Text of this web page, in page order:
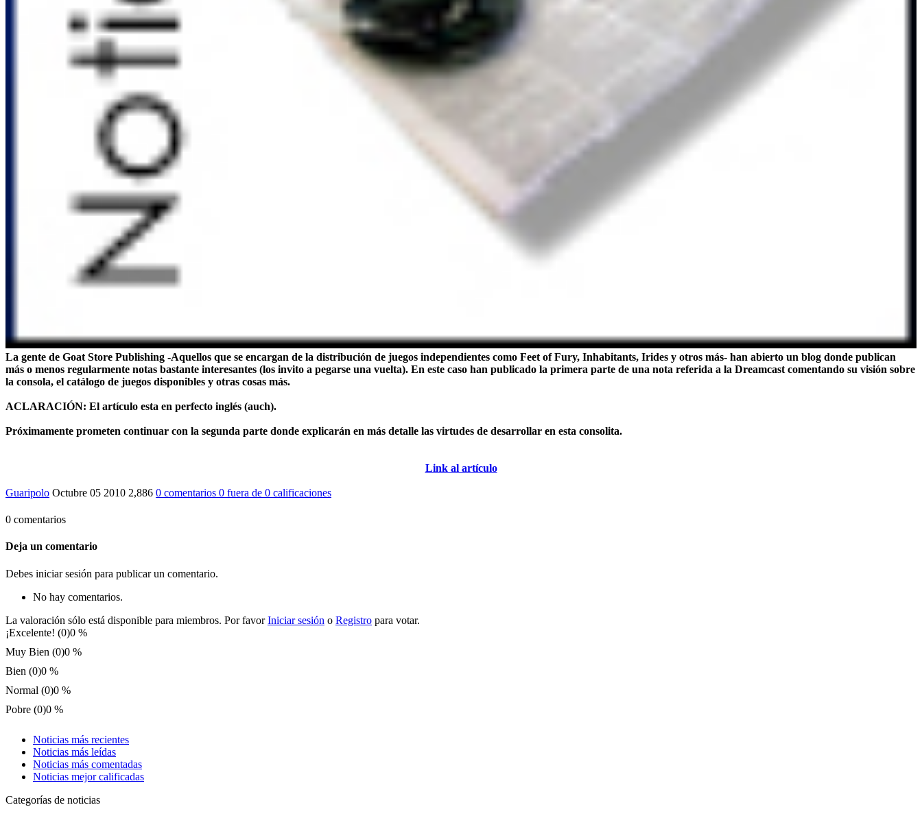
La gente de Goat Store Publishing -Aquellos que se encargan de la distribución de juegos independientes como Feet of Fury, Inhabitants, Irides y otros más- han abierto un blog donde publican
más o menos regularmente notas bastante interesantes (los invito a pegarse una vuelta). En este caso han publicado la primera parte de una nota referida a la Dreamcast comentando su visión sobre
la consola, el catálogo de juegos disponibles y otras cosas más.
ACLARACIÓN: El artículo esta en perfecto inglés (auch).
Próximamente prometen continuar con la segunda parte donde explicarán en más detalle las virtudes de desarrollar en esta consolita.
Link al artículo
Guaripolo Octubre 05 2010 2,886 0 comentarios 0 fuera de 0 calificaciones
0 comentarios
Deja un comentario
Debes iniciar sesión para publicar un comentario.
No hay comentarios.
La valoración sólo está disponible para miembros. Por favorIniciar sesión o Registro para votar.
¡Excelente! (0)0 %
Muy Bien (0)0 %
Bien (0)0 %
Normal (0)0 %
Pobre (0)0 %
Noticias más recientes
Noticias más leídas
Noticias más comentadas
Noticias mejor calificadas
Categorías de noticias